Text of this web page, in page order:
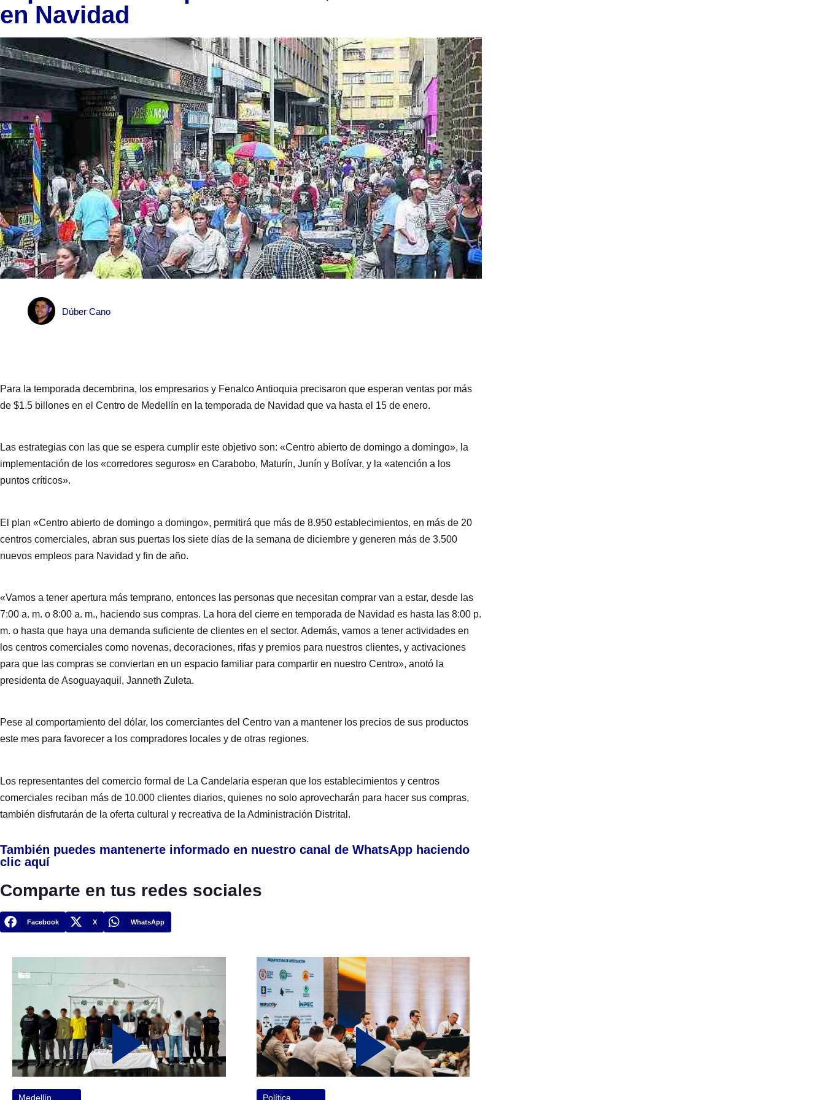
en Navidad
Dúber Cano
Para la temporada decembrina, los empresarios y Fenalco Antioquia precisaron que esperan ventas por más
de $1.5 billones en el Centro de Medellín en la temporada de Navidad que va hasta el 15 de enero.
Las estrategias con las que se espera cumplir este objetivo son: «Centro abierto de domingo a domingo», la
implementación de los «corredores seguros» en Carabobo, Maturín, Junín y Bolívar, y la «atención a los
puntos críticos».
El plan «Centro abierto de domingo a domingo», permitirá que más de 8.950 establecimientos, en más de 20
centros comerciales, abran sus puertas los siete días de la semana de diciembre y generen más de 3.500
nuevos empleos para Navidad y fin de año.
«Vamos a tener apertura más temprano, entonces las personas que necesitan comprar van a estar, desde las
7:00 a. m. o 8:00 a. m., haciendo sus compras. La hora del cierre en temporada de Navidad es hasta las 8:00 p.
m. o hasta que haya una demanda suficiente de clientes en el sector. Además, vamos a tener actividades en
los centros comerciales como novenas, decoraciones, rifas y premios para nuestros clientes, y activaciones
para que las compras se conviertan en un espacio familiar para compartir en nuestro Centro», anotó la
presidenta de Asoguayaquil, Janneth Zuleta.
Pese al comportamiento del dólar, los comerciantes del Centro van a mantener los precios de sus productos
este mes para favorecer a los compradores locales y de otras regiones.
Los representantes del comercio formal de La Candelaria esperan que los establecimientos y centros
comerciales reciban más de 10.000 clientes diarios, quienes no solo aprovecharán para hacer sus compras,
también disfrutarán de la oferta cultural y recreativa de la Administración Distrital.
También puedes mantenerte informado en nuestro canal de WhatsApp haciendo
clic aquí
Comparte en tus redes sociales
Facebook X WhatsApp
Medellín Política